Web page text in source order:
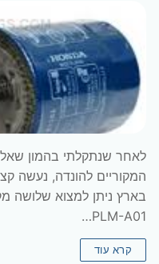
לאחר שנתקלתי בהמון
המקוריים להונדה, נעשה
PLM-A01…
קרא עוד